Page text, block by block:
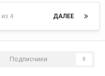
ДАЛЕЕ
из 4
Подписчики 0